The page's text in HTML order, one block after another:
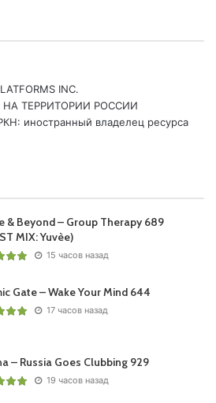
Factory /OUTBURST/
оценка:Будь первым !
INC.
НА ТЕРРИТОРИИ РОССИИ
иностранный владелец ресурса
& Beyond – Group Therapy 689
MIX: Yuvèe)
15 часов назад
Gate – Wake Your Mind 644
17 часов назад
– Russia Goes Clubbing 929
19 часов назад